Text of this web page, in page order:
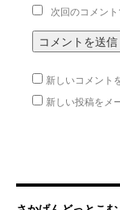
次回のコメン
新しいコメント
新しい投稿をメ